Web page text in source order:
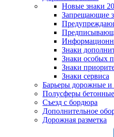
Новые знаки
Запрещающие
Знаки
Знаки особых
Знаки
Знаки сервиса
Барьеры дорожные
Полусферы бетонные
Съезд с бордюра
Дополнительное
Дорожная разметка